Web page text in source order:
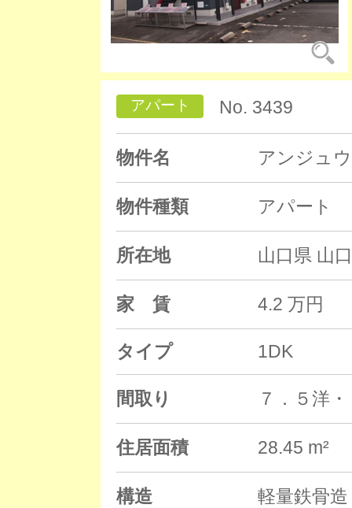
アパート No. 3439
物件名 アンジュ
物件種類 アパート
所在地 山口県 山
家 賃 4.2 万円
タイプ 1DK
間取り ７．５洋
住居面積 28.45 m²
構造 軽量鉄骨